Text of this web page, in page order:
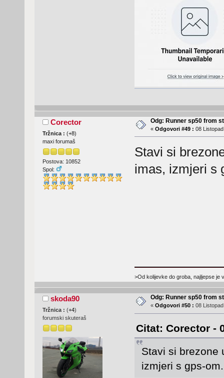
Corector
Tržnica : (+8)
maxi forumaš
Postova: 10852
Spol:
Odg: Runner sp50 from
« Odgovori #49 : 08
Stavi si
imas, izmjeri s
>Od kolijevke do groba, najljepse je
skoda90
Tržnica : (+4)
forumski skuteraš
Odg: Runner sp50 from
« Odgovori #50 : 08
Citat: Corector -
Stavi si brezone
izmjeri s gps-om.